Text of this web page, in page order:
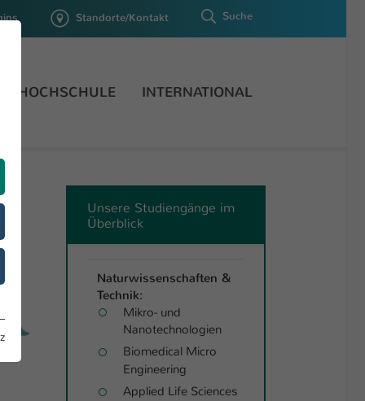
Standorte/Kontakt Suche
HOCHSCHULE INTERNATIONAL
Unsere Studiengänge im
Überblick
Naturwissenschaften &
Technik:
Mikro- und
Nanotechnologien
Biomedical Micro
Engineering
Applied Life Sciences